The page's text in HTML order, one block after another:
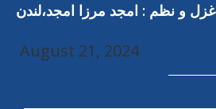
غزل و نظم : امجد مرزا امجد،لندن
August 21, 2024